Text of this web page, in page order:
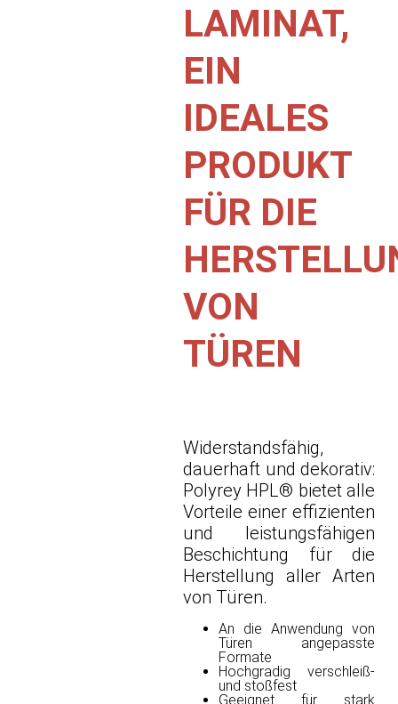
LAMINAT,
EIN
IDEALES
PRODUKT
FÜR DIE
VON
TÜREN
Widerstandsfähig,
dauerhaft und dekorativ:
Polyrey HPL® bietet alle
Vorteile einer effizienten
und leistungsfähigen
Beschichtung für die
Herstellung aller Arten
von Türen.
An die Anwendung von
Türen angepasste
Formate
Hochgradig verschleiß-
und stoßfest
Geeignet für stark